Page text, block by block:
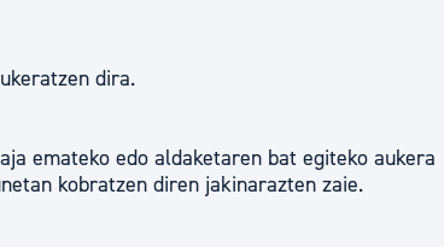
dira.
emateko edo aldaketaren bat egiteko aukera
kobratzen diren jakinarazten zaie.